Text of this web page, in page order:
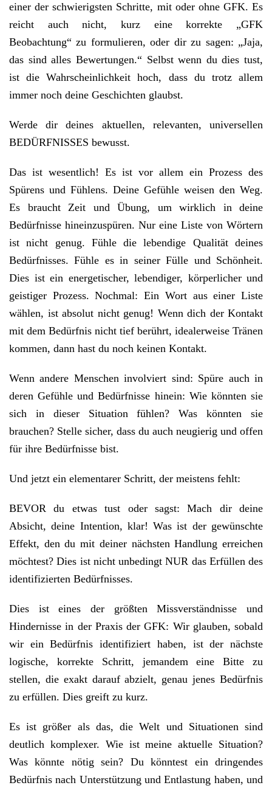
einer der schwierigsten Schritte, mit oder ohne GFK. Es
reicht auch nicht, kurz eine korrekte „GFK
Beobachtung“ zu formulieren, oder dir zu sagen: „Jaja,
das sind alles Bewertungen.“ Selbst wenn du dies tust,
ist die Wahrscheinlichkeit hoch, dass du trotz allem
immer noch deine Geschichten glaubst.
Werde dir deines aktuellen, relevanten, universellen
BEDÜRFNISSES bewusst.
Das ist wesentlich! Es ist vor allem ein Prozess des
Spürens und Fühlens. Deine Gefühle weisen den Weg.
Es braucht Zeit und Übung, um wirklich in deine
Bedürfnisse hineinzuspüren. Nur eine Liste von Wörtern
ist nicht genug. Fühle die lebendige Qualität deines
Bedürfnisses. Fühle es in seiner Fülle und Schönheit.
Dies ist ein energetischer, lebendiger, körperlicher und
geistiger Prozess. Nochmal: Ein Wort aus einer Liste
wählen, ist absolut nicht genug! Wenn dich der Kontakt
mit dem Bedürfnis nicht tief berührt, idealerweise Tränen
kommen, dann hast du noch keinen Kontakt.
Wenn andere Menschen involviert sind: Spüre auch in
deren Gefühle und Bedürfnisse hinein: Wie könnten sie
sich in dieser Situation fühlen? Was könnten sie
brauchen? Stelle sicher, dass du auch neugierig und offen
für ihre Bedürfnisse bist.
Und jetzt ein elementarer Schritt, der meistens fehlt:
BEVOR du etwas tust oder sagst: Mach dir deine
Absicht, deine Intention, klar! Was ist der gewünschte
Effekt, den du mit deiner nächsten Handlung erreichen
möchtest? Dies ist nicht unbedingt NUR das Erfüllen des
identifizierten Bedürfnisses.
Dies ist eines der größten Missverständnisse und
Hindernisse in der Praxis der GFK: Wir glauben, sobald
wir ein Bedürfnis identifiziert haben, ist der nächste
logische, korrekte Schritt, jemandem eine Bitte zu
stellen, die exakt darauf abzielt, genau jenes Bedürfnis
zu erfüllen. Dies greift zu kurz.
Es ist größer als das, die Welt und Situationen sind
deutlich komplexer. Wie ist meine aktuelle Situation?
Was könnte nötig sein? Du könntest ein dringendes
Bedürfnis nach Unterstützung und Entlastung haben, und